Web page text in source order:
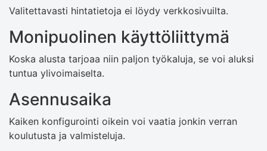
Valitettavasti hintatietoja ei löydy verkkosivuilta.
Monipuolinen käyttöliittymä
Koska alusta tarjoaa niin paljon työkaluja, se voi aluksi
tuntua ylivoimaiselta.
Asennusaika
Kaiken konfigurointi oikein voi vaatia jonkin verran
koulutusta ja valmisteluja.